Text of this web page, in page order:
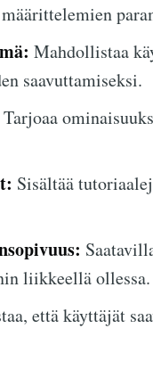
Mahdollistaa
saavuttamiseksi.
Tarjoaa
Sisältää
liikkeellä ollessa.
että käyttäjät